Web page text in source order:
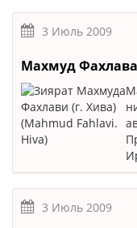
3 Июль 2009
Махмуд
3 Июль 2009